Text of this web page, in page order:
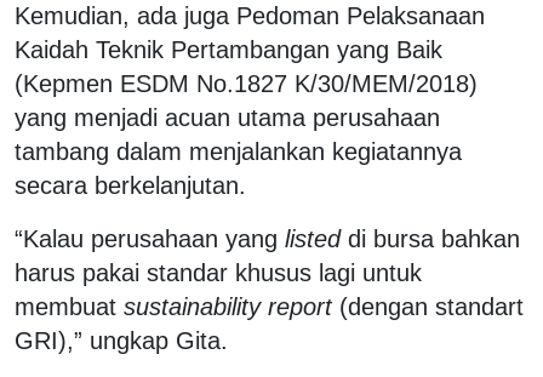
Kemudian, ada juga Pedoman Pelaksanaan
Kaidah Teknik Pertambangan yang Baik
(Kepmen ESDM No.1827 K/30/MEM/2018)
yang menjadi acuan utama perusahaan
tambang dalam menjalankan kegiatannya
secara berkelanjutan.
“Kalau perusahaan yang listeddi bursa bahkan
harus pakai standar khusus lagi untuk
membuat sustainability report(dengan standart
GRI),” ungkap Gita.